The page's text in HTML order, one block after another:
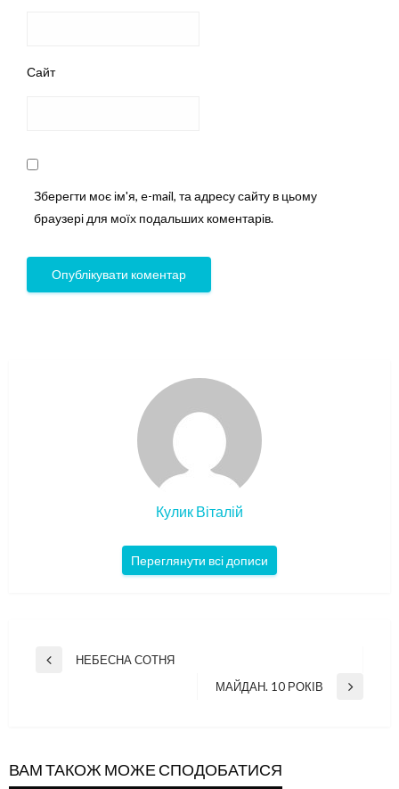
Сайт
Зберегти моє ім'я, e-mail, та адресу сайту в цьому
браузері для моїх подальших коментарів.
Кулик Віталій
Переглянути всі дописи
Навігація
Попередній
НЕБЕСНА СОТНЯ
Наступний
МАЙДАН. 10 РОКІВ
ВАМ ТАКОЖ МОЖЕ СПОДОБАТИСЯ